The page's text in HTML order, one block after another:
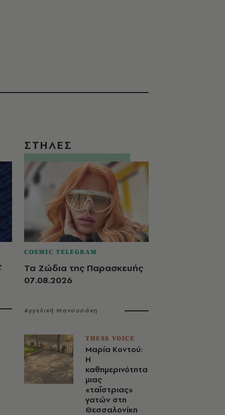
ΣΤΗΛΕΣ
COSMIC TELEGRAM
Τα Ζώδια της Παρασκευής
07.08.2026
Αγγελική Μανουσάκη
THESS VOICE
Μαρία Κοντού:
Η
καθημερινότητα
μιας
«ταΐστριας»
γατών στη
Θεσσαλονίκη